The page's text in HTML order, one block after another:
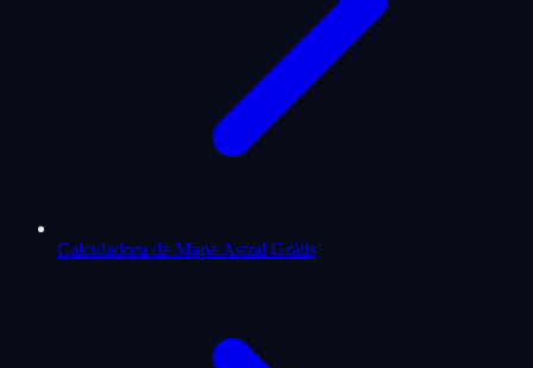
Calculadora de Mapa Astral Grátis